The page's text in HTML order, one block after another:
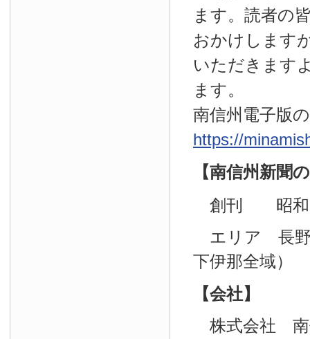
ます。読者の
おかけします
いただきます
ます。
南信州電子版
https://
【南信州新聞
創刊 昭和
エリア 長野
下伊那全域）
【会社】
株式会社 南